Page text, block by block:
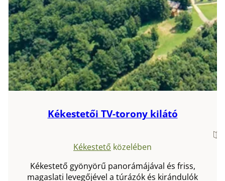
Kékestetői TV-torony kilátó
Kékestető közelében
Kékestető gyönyörű panorámájával és friss,
magaslati levegőjével a túrázók és kirándulók